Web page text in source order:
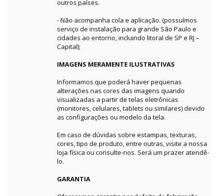
outros países.
- Não acompanha cola e aplicação. (possuímos
serviço de instalação para grande São Paulo e
cidades ao entorno, incluindo litoral de SP e RJ –
Capital);
IMAGENS MERAMENTE ILUSTRATIVAS
Informamos que poderá haver pequenas
alterações nas cores das imagens quando
visualizadas a partir de telas eletrônicas
(monitores, celulares, tablets ou similares) devido
as configurações ou modelo da tela.
Em caso de dúvidas sobre estampas, texturas,
cores, tipo de produto, entre outras, visite a nossa
loja física ou consulte-nos. Será um prazer atendê-
lo.
GARANTIA